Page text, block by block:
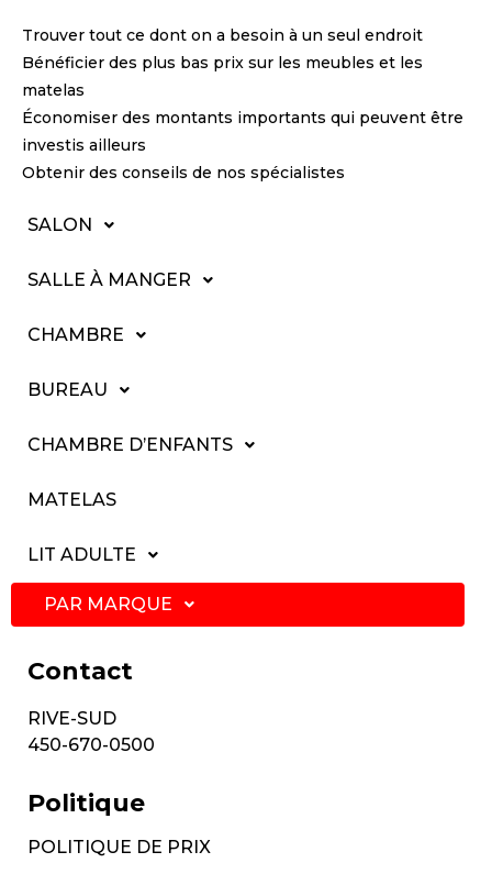
Trouver tout ce dont on a besoin à un seul endroit
Bénéficier des plus bas prix sur les meubles et les
matelas
Économiser des montants importants qui peuvent être
investis ailleurs
Obtenir des conseils de nos spécialistes
SALON
SALLE À MANGER
CHAMBRE
BUREAU
CHAMBRE D’ENFANTS
MATELAS
LIT ADULTE
PAR MARQUE
Contact
RIVE-SUD
450-670-0500
Politique
POLITIQUE DE PRIX